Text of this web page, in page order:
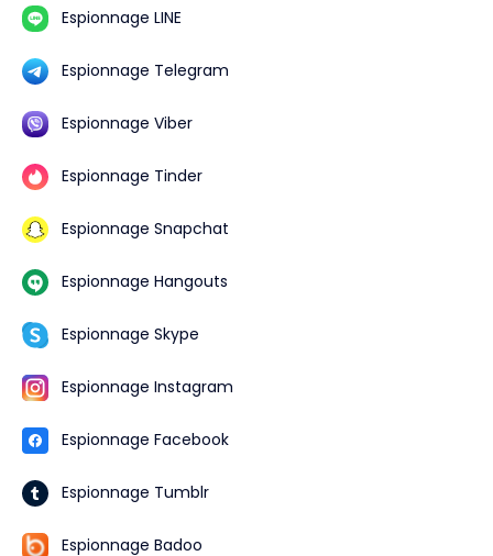
Espionnage LINE
Espionnage Telegram
Espionnage Viber
Espionnage Tinder
Espionnage Snapchat
Espionnage Hangouts
Espionnage Skype
Espionnage Instagram
Espionnage Facebook
Espionnage Tumblr
Espionnage Badoo